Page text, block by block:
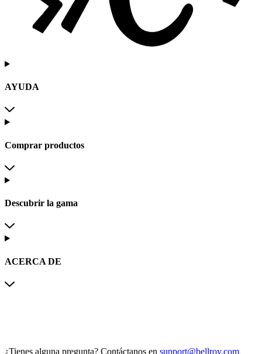
AYUDA
Comprar productos
Descubrir la gama
ACERCA DE
¿Tienes alguna pregunta? Contáctanos en support@bellroy.com